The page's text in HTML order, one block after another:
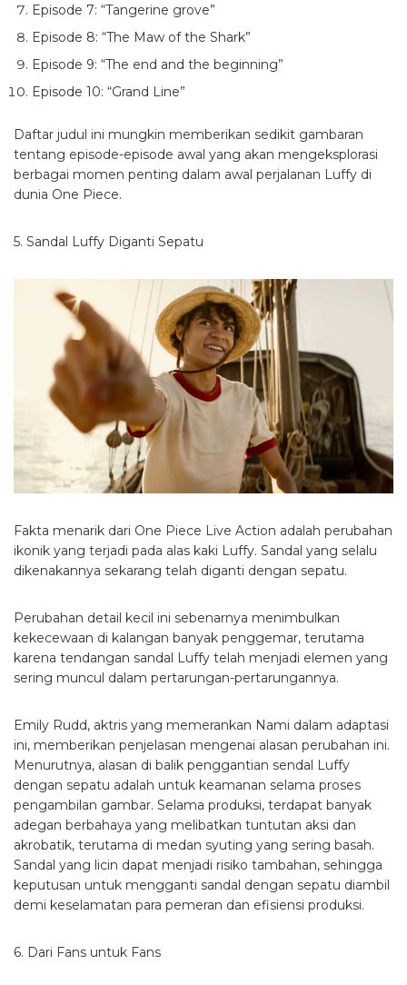
Episode 7: “Tangerine grove”
Episode 8: “The Maw of the Shark”
Episode 9: “The end and the beginning”
Episode 10: “Grand Line”
Daftar judul ini mungkin memberikan sedikit gambaran
tentang episode-episode awal yang akan mengeksplorasi
berbagai momen penting dalam awal perjalanan Luffy di
dunia One Piece.
5. Sandal Luffy Diganti Sepatu
Fakta menarik dari One Piece Live Action adalah perubahan
ikonik yang terjadi pada alas kaki Luffy. Sandal yang selalu
dikenakannya sekarang telah diganti dengan sepatu.
Perubahan detail kecil ini sebenarnya menimbulkan
kekecewaan di kalangan banyak penggemar, terutama
karena tendangan sandal Luffy telah menjadi elemen yang
sering muncul dalam pertarungan-pertarungannya.
Emily Rudd, aktris yang memerankan Nami dalam adaptasi
ini, memberikan penjelasan mengenai alasan perubahan ini.
Menurutnya, alasan di balik penggantian sendal Luffy
dengan sepatu adalah untuk keamanan selama proses
pengambilan gambar. Selama produksi, terdapat banyak
adegan berbahaya yang melibatkan tuntutan aksi dan
akrobatik, terutama di medan syuting yang sering basah.
Sandal yang licin dapat menjadi risiko tambahan, sehingga
keputusan untuk mengganti sandal dengan sepatu diambil
demi keselamatan para pemeran dan efisiensi produksi.
6. Dari Fans untuk Fans